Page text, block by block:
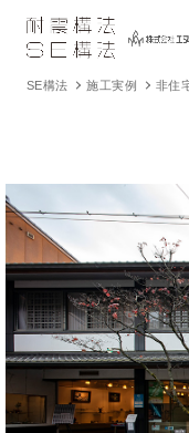
SE構法 施工実例 非住